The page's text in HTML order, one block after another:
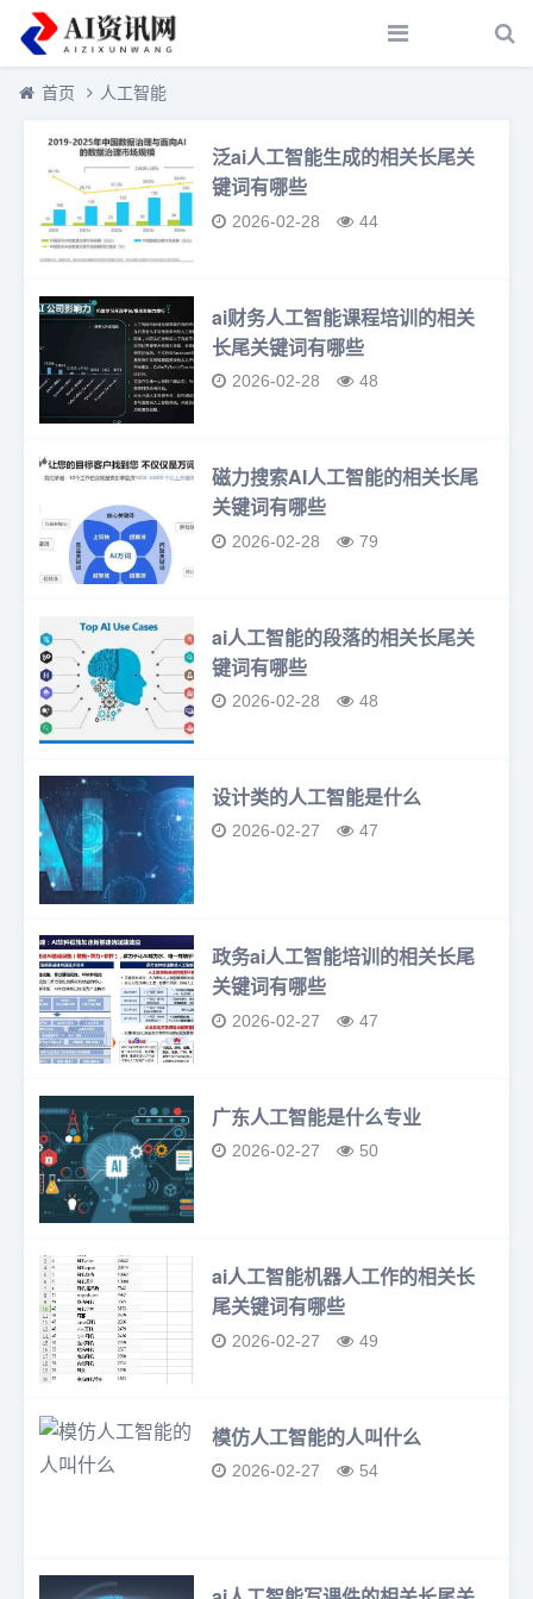
首页 人工智能
泛ai人工智能生成的相关长尾关
键词有哪些
2026-02-28 44
ai财务人工智能课程培训的相关
长尾关键词有哪些
2026-02-28 48
磁力搜索AI人工智能的相关长尾
关键词有哪些
2026-02-28 79
ai人工智能的段落的相关长尾关
键词有哪些
2026-02-28 48
设计类的人工智能是什么
2026-02-27 47
政务ai人工智能培训的相关长尾
关键词有哪些
2026-02-27 47
广东人工智能是什么专业
2026-02-27 50
ai人工智能机器人工作的相关长
尾关键词有哪些
2026-02-27 49
模仿人工智能的人叫什么
2026-02-27 54